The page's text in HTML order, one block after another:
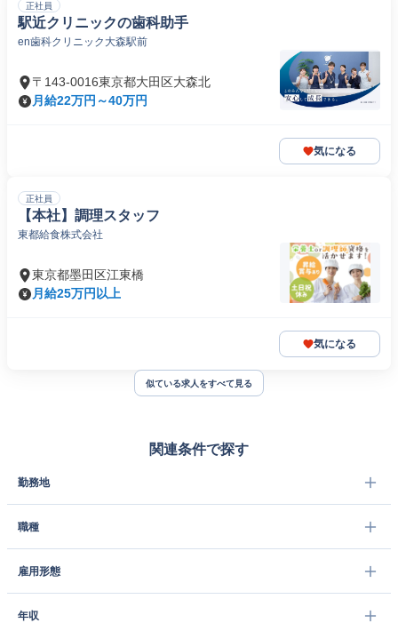
正社員
駅近クリニックの歯科助手
en歯科クリニック大森駅前
〒143-0016東京都大田区大森北
月給22万円～40万円
気になる
正社員
【本社】調理スタッフ
東都給食株式会社
東京都墨田区江東橋
月給25万円以上
気になる
似ている求人をすべて見る
関連条件で探す
勤務地
職種
雇用形態
年収